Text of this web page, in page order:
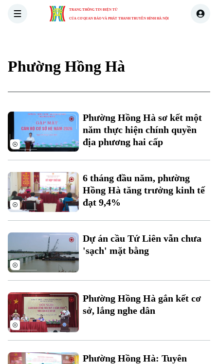
TRANG THÔNG TIN ĐIỆN TỬ
CỦA CƠ QUAN BÁO VÀ PHÁT THANH TRUYỀN HÌNH HÀ NỘI
Xu hướng
Phường Hồng Hà
Phường Hồng Hà sơ kết một
năm thực hiện chính quyền
địa phương hai cấp
6 tháng đầu năm, phường
Hồng Hà tăng trưởng kinh tế
đạt 9,4%
Dự án cầu Tứ Liên vẫn chưa
'sạch' mặt bằng
Phường Hồng Hà gắn kết cơ
sở, lắng nghe dân
Phường Hồng Hà: Tuyên